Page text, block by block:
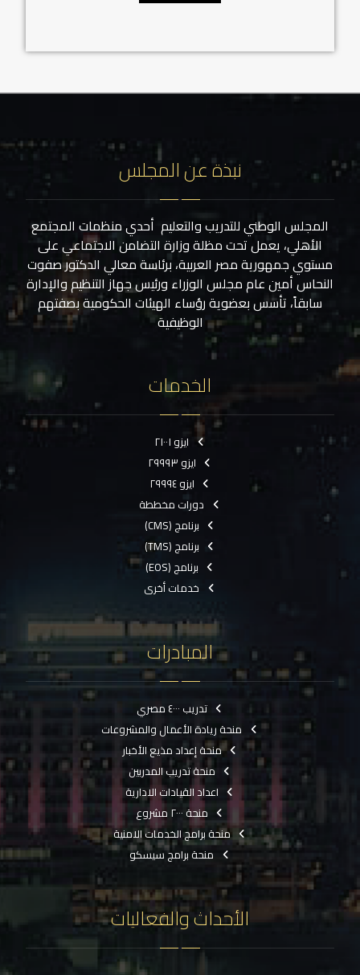
نبذة عن المجلس
المجلس الوطني للتدريب والتعليم أحدي منظمات المجتمع
الأهلي، يعمل تحت مظلة وزارة التضامن الاجتماعي على
مستوي جمهورية مصر العربية، برئاسة معالي الدكتور صفوت
النحاس أمين عام مجلس الوزراء ورئيس جهاز التنظيم والإدارة
سابقاً، تأسس بعضوية رؤساء الهيئات الحكومية بصفتهم
الوظيفية
الخدمات
ايزو ٢١٠٠١
ايزو ٢٩٩٩٣
ايزو ٢٩٩٩٤
دورات مخططة
برنامج (CMS)
برنامج (TMS)
برنامج (EOS)
خدمات أخرى
المبادرات
تدريب ٤٠٠٠ مصري
منحة ريادة الأعمال والمشروعات
منحة إعداد مذيع الأخبار
منحة تدريب المدربين
اعداد القيادات الادارية
منحة ٢٠٠٠ مشروع
منحة برامج الخدمات الامنية
منحة برامج سيسكو
الأحداث والفعاليات